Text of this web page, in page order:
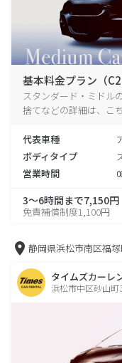
基本料金プラン（C2
スタンダード・ミドル
捨てなどの詳細は、こ
代表車種
ボディタイプ
営業時間
3～6時間まで7,150円
免責補償制度1,100円
静岡県浜松市南区福
タイムズカーレ
浜松市中区砂山町